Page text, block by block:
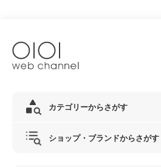
カテゴリーからさがす
ショップ・ブランドからさがす